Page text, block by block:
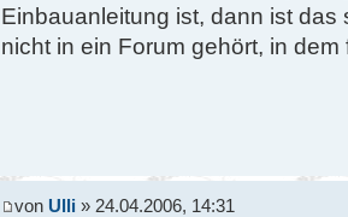
Einbauanleitung ist, dann ist
nicht in ein Forum gehört, in
von Ulli » 24.04.2006, 14:31